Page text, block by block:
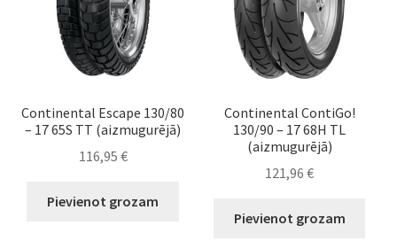
Continental Escape 130/80
– 17 65S TT (aizmugurējā)
116,95 €
Pievienot grozam
Continental ContiGo!
130/90 – 17 68H TL
(aizmugurējā)
121,96€
Pievienot grozam